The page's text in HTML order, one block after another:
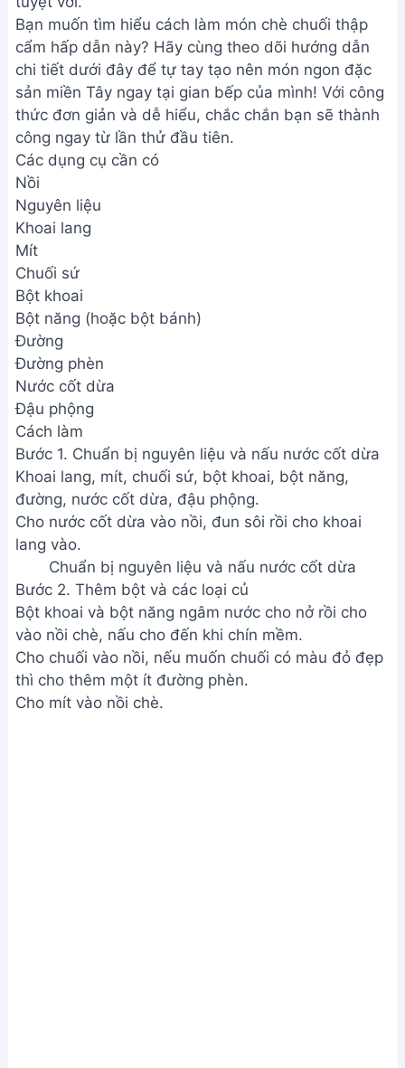
Bạn muốn tìm hiểu cách làm món chè chuối thập
cẩm hấp dẫn này? Hãy cùng theo dõi hướng dẫn
chi tiết dưới đây để tự tay tạo nên món ngon đặc
sản miền Tây ngay tại gian bếp của mình! Với công
thức đơn giản và dễ hiểu, chắc chắn bạn sẽ thành
công ngay từ lần thử đầu tiên.
Các dụng cụ cần có
Nồi
Nguyên liệu
Khoai lang
Mít
Chuối sứ
Bột khoai
Bột năng (hoặc bột bánh)
Đường
Đường phèn
Nước cốt dừa
Đậu phộng
Cách làm
Bước 1. Chuẩn bị nguyên liệu và nấu nước cốt dừa
Khoai lang, mít, chuối sứ, bột khoai, bột năng,
đường, nước cốt dừa, đậu phộng.
Cho nước cốt dừa vào nồi, đun sôi rồi cho khoai
lang vào.
Chuẩn bị nguyên liệu và nấu nước cốt dừa
Bước 2. Thêm bột và các loại củ
Bột khoai và bột năng ngâm nước cho nở rồi cho
vào nồi chè, nấu cho đến khi chín mềm.
Cho chuối vào nồi, nếu muốn chuối có màu đỏ đẹp
thì cho thêm một ít đường phèn.
Cho mít vào nồi chè.